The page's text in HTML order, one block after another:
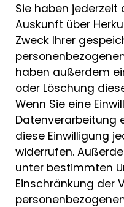
Sie haben jederzeit
Auskunft über
Zweck Ihrer
haben außerdem
oder Löschung
Wenn Sie eine
Datenverarbeitung
diese Einwilligung
widerrufen.
unter bestimmten
Einschränkung der